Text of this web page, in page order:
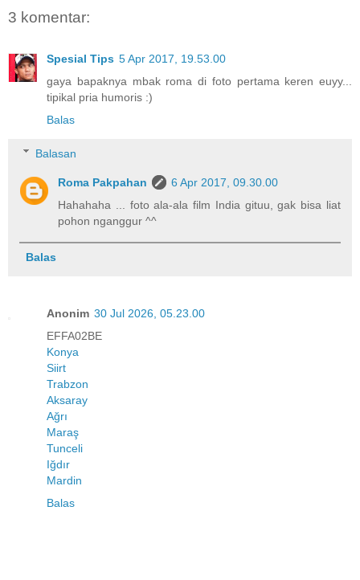
3 komentar:
Spesial Tips 5 Apr 2017, 19.53.00
gaya bapaknya mbak roma di foto pertama keren euyy...
tipikal pria humoris :)
Balas
Balasan
Roma Pakpahan
6 Apr 2017, 09.30.00
Hahahaha ... foto ala-ala film India gituu, gak bisa liat
pohon nganggur ^^
Balas
Anonim 30 Jul 2026, 05.23.00
EFFA02BE
Konya
Siirt
Trabzon
Aksaray
Ağrı
Maraş
Tunceli
Iğdır
Mardin
Balas